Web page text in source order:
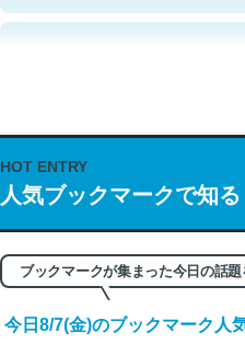
これは良記事。32768トークン
の伏線」は回収されないけど
やすく強くなりそう
HOT ENTRY
人気ブックマークで知る
ブックマークが集まった今日の話題
今日8/7(金)のブックマーク人